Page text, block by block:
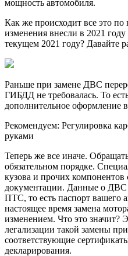
мощность автомобиля.
Как же происходит все это
изменения внесли в 2021
текущем 2021 году? Давайте
Раньше при замене ДВС
ГИБДД не требовалась. То
дополнительное
Рекомендуем: Регулировка
руками
Теперь же все иначе.
обязательном порядке.
кузова и прочих компонентов
документации. Данные о ДВС
ПТС, то есть паспорт вашего
настоящее время замена
изменением. Что это значит?
легализации такой замены
соответствующие
декларирования.